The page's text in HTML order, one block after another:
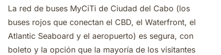
La red de buses MyCiTi de Ciudad del Cabo (los
buses rojos que conectan el CBD, el Waterfront, el
Atlantic Seaboard y el aeropuerto) es segura, con
boleto y la opción que la mayoría de los visitantes